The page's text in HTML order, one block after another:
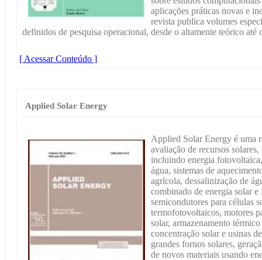
aplicações práticas novas e
revista publica volumes
definidos de pesquisa operacional, desde o altamente teórico
[ Acessar Conteúdo ]
Applied Solar Energy
Applied Solar Energy é uma
avaliação de recursos
incluindo energia
água, sistemas de
agrícola, dessalinização de
combinado de energia solar
semicondutores para células
termofotovoltaicos, motores
solar, armazenamento
concentração solar e usinas
grandes fornos solares,
de novos materiais usando